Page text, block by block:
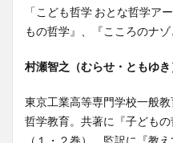
「こども哲学 おとな哲学ア
もの哲学』、『こころのナゾ
村瀬智之（むらせ・ともゆき
東京工業高等専門学校一般
哲学教育。共著に『子ども
（１・２巻）、監訳に『教